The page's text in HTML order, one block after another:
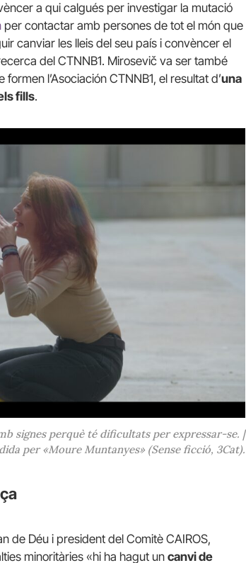
a qui calgués per investigar la mutació
per contactar amb persones de tot el món que
canviar les lleis del seu país i convèncer el
del CTNNB1. Mirosevič va ser també
l’Asociación CTNNB1, el resultat d’una
fills.
signes perquè té dificultats per expressar-se. |
per «Moure Muntanyes» (Sense ficció, 3Cat).
de Déu i president del Comitè CAIROS,
minoritàries «hi ha hagut un canvi de